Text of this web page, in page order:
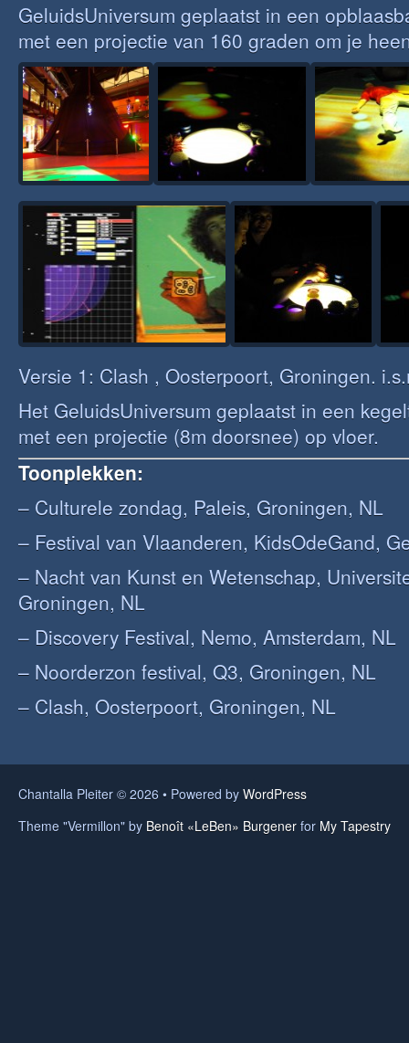
GeluidsUniversum geplaatst in een
met een projectie van 160 graden om je
Versie 1: Clash , Oosterpoort, Groningen.
Het GeluidsUniversum geplaatst in een
met een projectie (8m doorsnee) op vloer.
Toonplekken:
– Culturele zondag, Paleis, Groningen, NL
– Festival van Vlaanderen, KidsOdeGand,
– Nacht van Kunst en Wetenschap,
Groningen, NL
– Discovery Festival, Nemo, Amsterdam, NL
– Noorderzon festival, Q3, Groningen, NL
– Clash, Oosterpoort, Groningen, NL
Chantalla Pleiter © 2026 • Powered by WordPress
Theme "Vermillon" by Benoît «LeBen» Burgener for My Tapestry